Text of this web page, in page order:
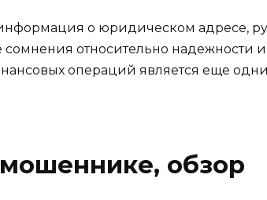
информация о юридическом адресе,
относительно надежности
операций является еще
обзор